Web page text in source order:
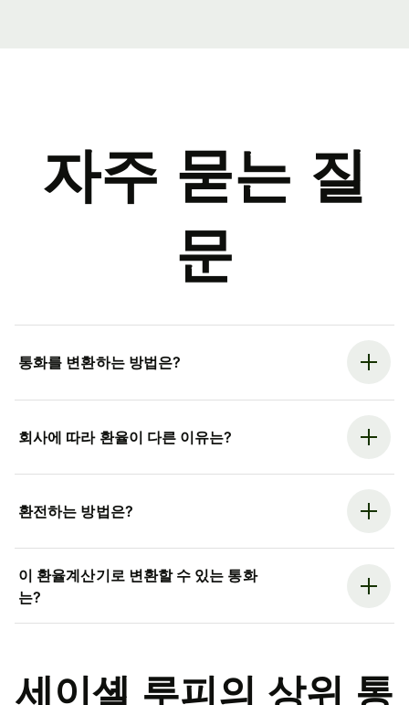
자주 묻는 질
문
통화를 변환하는 방법은?
회사에 따라 환율이 다른 이유는?
환전하는 방법은?
이 환율계산기로 변환할 수 있는 통화
는?
세이셸 루피의 상위 통